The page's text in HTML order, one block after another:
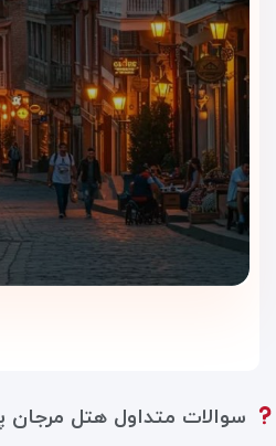
صبحانه؛ شروعی
شهری
صبحانه در هتل مرجان پلازا
خود را با انرژی بیشتری آغاز کنند.
خیابان روستاولی، میدان آزادی،
صبحانه خود را در فضای آرام هتل
راحت‌تر ادامه دهند.
رستوران هتل؛
پررفت‌وآمد در شهر، ترجیح می‌دهند
آرام و مرتب میل کنند.
سوالات متداول هتل مرجان